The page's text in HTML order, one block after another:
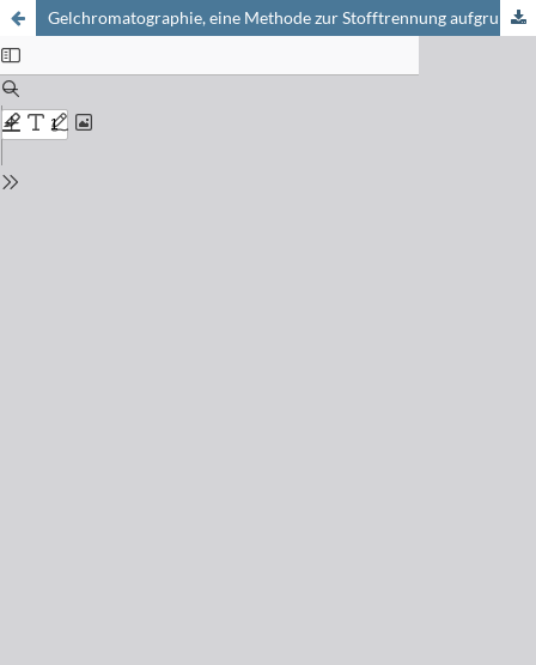
Gelchromatographie, eine Methode zur Stofftrennung aufgrund von Molekulargewichtsunterschieden